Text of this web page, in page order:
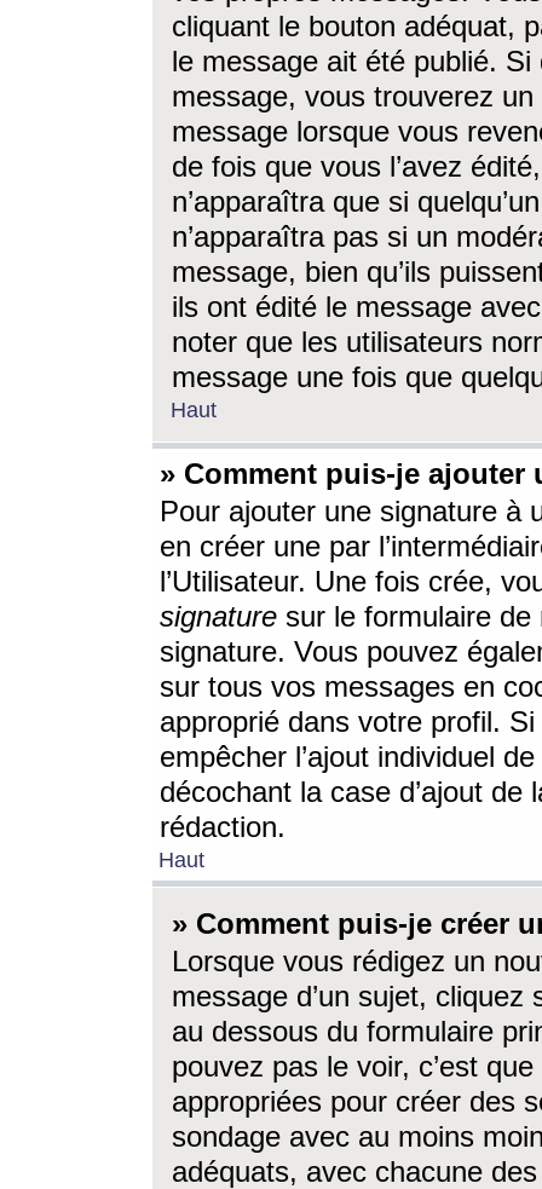
cliquant le bouton adéquat,
le message ait été publié. Si
message, vous trouverez
message lorsque vous
de fois que vous l’avez
n’apparaîtra que si
n’apparaîtra pas si un
message, bien qu’ils
ils ont édité le message
noter que les utilisateurs
message une fois que
Haut
» Comment puis-je ajouter
Pour ajouter une signature à
en créer une par
l’Utilisateur. Une fois crée,
signature sur le formulaire de
signature. Vous pouvez
sur tous vos messages en
approprié dans votre profil.
empêcher l’ajout individuel
décochant la case d’ajout
rédaction.
Haut
» Comment puis-je créer
Lorsque vous rédigez un
message d’un sujet, cliquez
au dessous du formulaire
pouvez pas le voir, c’est
appropriées pour créer des
sondage avec au moins
adéquats, avec chacune